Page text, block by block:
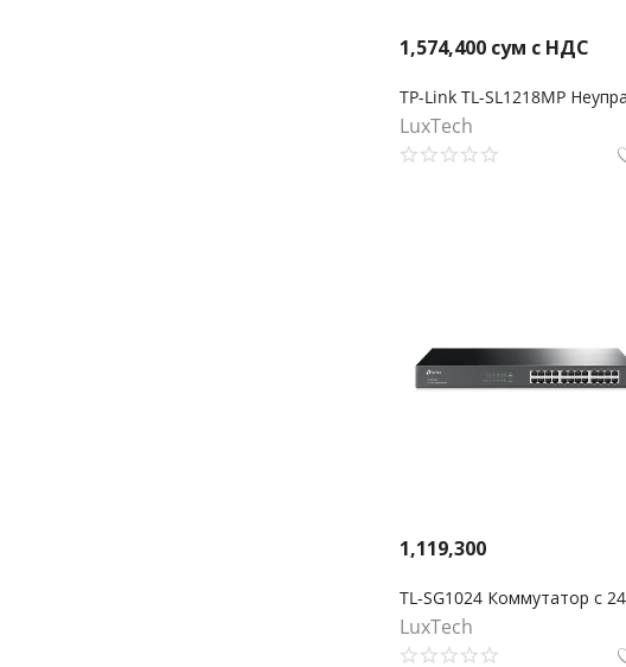
1,574,400 сум с НДС
LuxTech
1,119,300
LuxTech